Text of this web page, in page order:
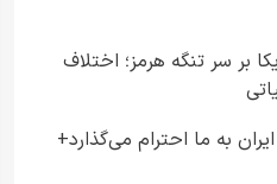
بر سر تنگه هرمز؛ اختلاف
به ما احترام می‌گذارد+